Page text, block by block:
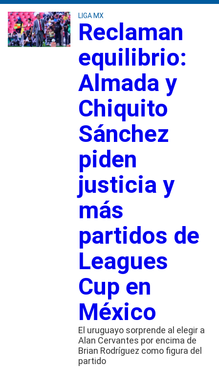
LIGA MX
Reclaman
equilibrio:
Almada y
Chiquito
Sánchez
piden
justicia y
más
partidos de
Leagues
Cup en
México
El uruguayo sorprende al elegir a
Alan Cervantes por encima de
Brian Rodríguez como figura del
partido